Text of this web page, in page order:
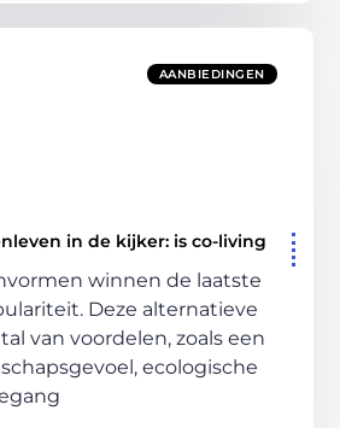
AANBIEDINGEN
in de kijker: is co-living
winnen de laatste
Deze alternatieve
van voordelen, zoals een
ecologische